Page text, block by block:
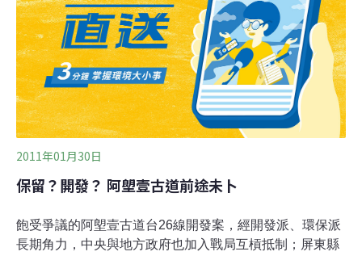
半島相當於當時的大陸斜坡到深海沖積扇的古地理位置。
現今外露於佳洛水海岸的奇岩怪石，代表當時深海沖積扇
的遺跡，由佳洛水往北到南田海岸的岩層代表當時的古大
陸斜坡的遺跡。
2011年01月30日
保留？開發？ 阿塱壹古道前途未卜
飽受爭議的阿塱壹古道台26線開發案，經開發派、環保派
長期角力，中央與地方政府也加入戰局互槓抵制；屏東縣